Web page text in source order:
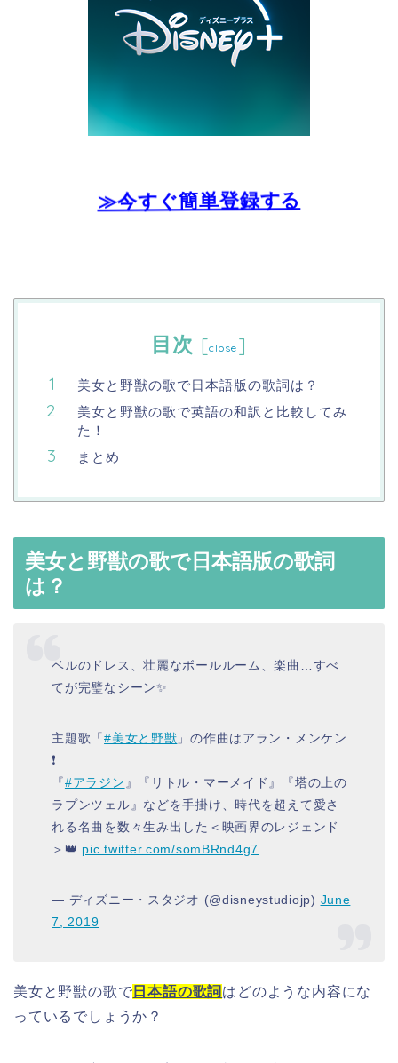
≫今すぐ簡単登録する
目次 [close ]
美女と野獣の歌で日本語版の歌詞は？
美女と野獣の歌で英語の和訳と比較してみ
た！
まとめ
美女と野獣の歌で日本語版の歌詞
は？
ベルのドレス、壮麗なボールルーム、楽曲…すべ
てが完璧なシーン✨
主題歌「#美女と野獣 」の作曲はアラン・メンケン
❗️
『#アラジン 』『リトル・マーメイド』『塔の上の
ラプンツェル』などを手掛け、時代を超えて愛さ
れる名曲を数々生み出した＜映画界のレジェンド
＞👑 pic.twitter.com/somBRnd4g7
— ディズニー・スタジオ (@disneystudiojp) June
7, 2019
美女と野獣の歌で 日本語の歌詞 はどのような内容にな
っているでしょうか？